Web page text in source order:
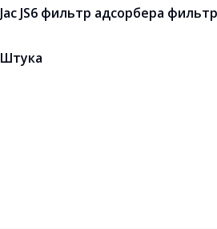
Jac JS6 фильтр адсорбера
Штука